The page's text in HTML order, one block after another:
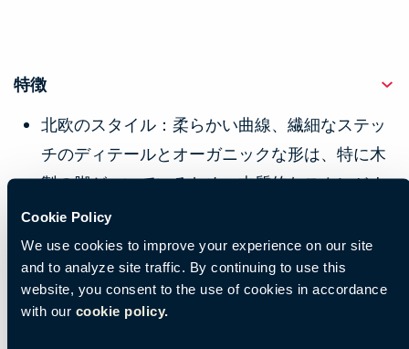
Cookie Policy
We use cookies to improve your experience on our site
and to analyze site traffic. By continuing to use this
website, you consent to the use of cookies in accordance
with our cookie policy.
特徴
北欧のスタイル：柔らかい曲線、繊細なステッ
チのディテールとオーガニックな形は、特に木
製の脚がついているため、本質的なスカンジナ
ビアの表情で、あらゆる角度からこの椅子を魅
力的なものにします。
真のカスタマイズの自由:あなたのインテリアの
美観に合わせて無限のオプション。